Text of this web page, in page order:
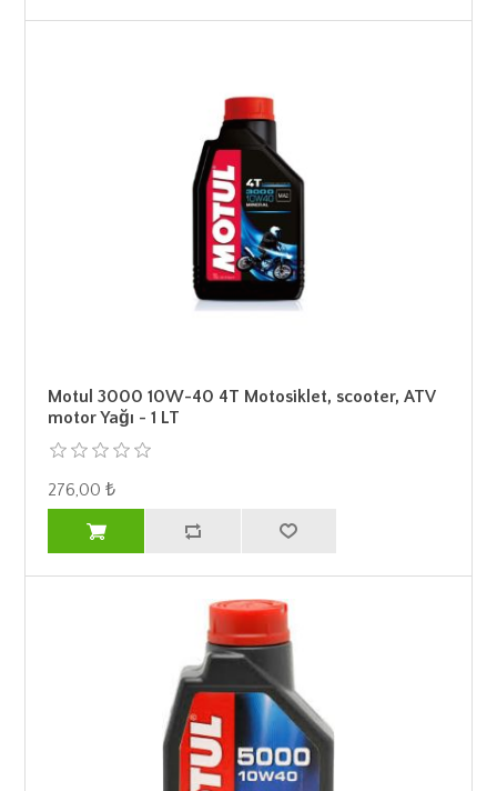
Motul 3000 10W-40 4T Motosiklet, scooter, ATV
motor Yağı - 1 LT
276,00 ₺